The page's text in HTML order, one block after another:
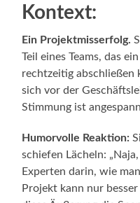
Kontext:
Ein Projektmisserfolg.
Teil eines Teams, das
rechtzeitig abschließen
sich vor der
Stimmung ist
Humorvolle Reaktion:
schiefen Lächeln:
Experten darin, wie
Projekt kann nur